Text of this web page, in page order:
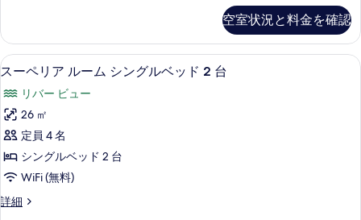
示
す
る
す
る
ベ
ッ
ド
(複
数
台)
ク
ラ
ブ
テ
ィ
ブ
イ
ー
ベ
ッ
ド
(複
数
空室状況と料金を確認
ス
ペ
リ
ア
ル
ー
ム
セーフティボックス (室内)、デスク
4
スーペリア ルーム シングルベッド 2 台
リバー ビュー
26 ㎡
定員 4 名
シングルベッド 2 台
WiFi (無料)
詳細
ス